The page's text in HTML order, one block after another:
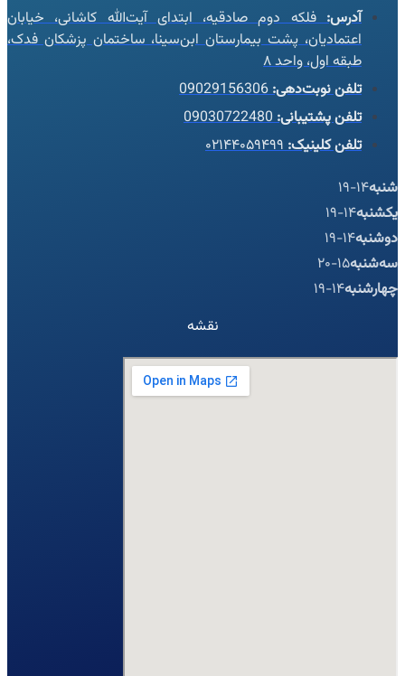
آدرس:فلکه دوم صادقیه، ابتدای آیت‌الله کاشانی، خیابان
اعتمادیان، پشت بیمارستان ابن‌سینا، ساختمان پزشکان فدک،
طبقه اول، واحد ۸
تلفن نوبت‌دهی:09029156306
تلفن پشتیبانی:09030722480
تلفن کلینیک:۰۲۱۴۴۰۵۹۴۹۹
شنبه14-19
یکشنبه14-19
دوشنبه14-19
سه‌شنبه15-20
چهارشنبه14-19
نقشه